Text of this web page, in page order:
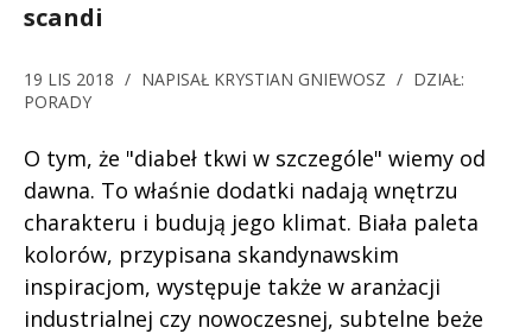
scandi
19 LIS 2018 / NAPISAŁ KRYSTIAN GNIEWOSZ / DZIAŁ:
PORADY
O tym, że "diabeł tkwi w szczególe" wiemy od
dawna. To właśnie dodatki nadają wnętrzu
charakteru i budują jego klimat. Biała paleta
kolorów, przypisana skandynawskim
inspiracjom, występuje także w aranżacji
industrialnej czy nowoczesnej, subtelne beże